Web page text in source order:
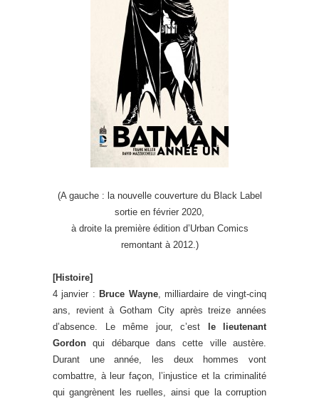
(A gauche : la nouvelle couverture du Black Label
sortie en février 2020,
à droite la première édition d’Urban Comics
remontant à 2012.)
[Histoire]
4 janvier : Bruce Wayne, milliardaire de vingt-cinq
ans, revient à Gotham City après treize années
d’absence. Le même jour, c’est
le lieutenant
Gordon qui débarque dans cette ville austère.
Durant une année, les deux hommes vont
combattre, à leur façon, l’injustice et la criminalité
qui gangrènent les ruelles, ainsi que la corruption